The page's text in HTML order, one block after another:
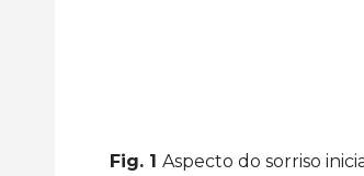
Fig. 1 Aspecto do sorriso